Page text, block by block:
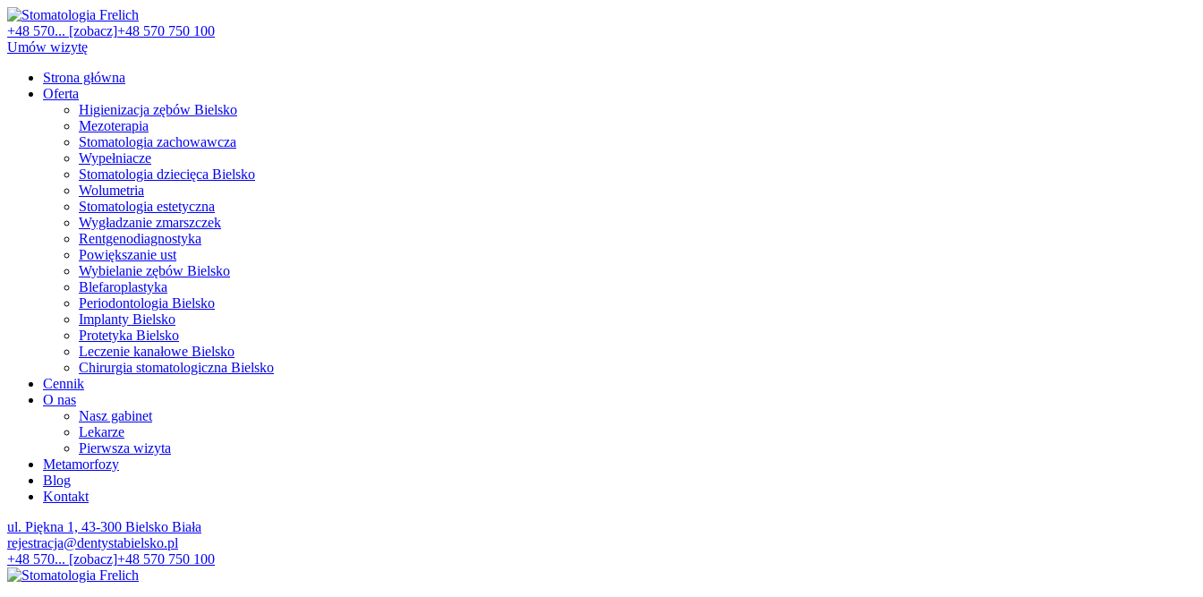
+48 570... [zobacz]+48 570 750 100
Umów wizytę
Strona główna
Oferta
Higienizacja zębów Bielsko
Mezoterapia
Stomatologia zachowawcza
Wypełniacze
Stomatologia dziecięca Bielsko
Wolumetria
Stomatologia estetyczna
Wygładzanie zmarszczek
Rentgenodiagnostyka
Powiększanie ust
Wybielanie zębów Bielsko
Blefaroplastyka
Periodontologia Bielsko
Implanty Bielsko
Protetyka Bielsko
Leczenie kanałowe Bielsko
Chirurgia stomatologiczna Bielsko
Cennik
O nas
Nasz gabinet
Lekarze
Pierwsza wizyta
Metamorfozy
Blog
Kontakt
ul. Piękna 1, 43-300 Bielsko Biała
rejestracja@dentystabielsko.pl
+48 570... [zobacz]+48 570 750 100